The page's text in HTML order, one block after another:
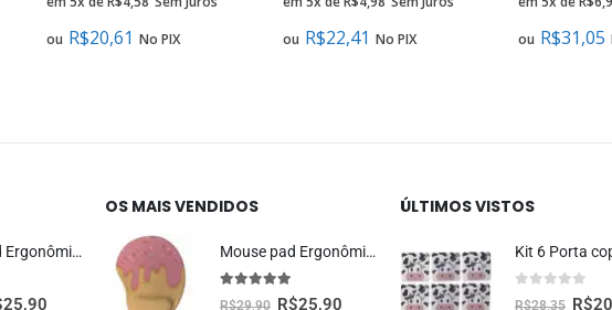
ou R$20,61 No PIX
ou R$22,41 No PIX
ou R$31,05
Mouse Pad Ergonômico Dragão Vermelho Oficial Geek Vip
25,90
OS MAIS VENDIDOS
Mouse pad Ergonômico Sorvete Presente Criativo
5.00 fora de 5
R$29,90 R$25,90
ÚLTIMOS VISTOS
fora de 5
R$28,35 R$